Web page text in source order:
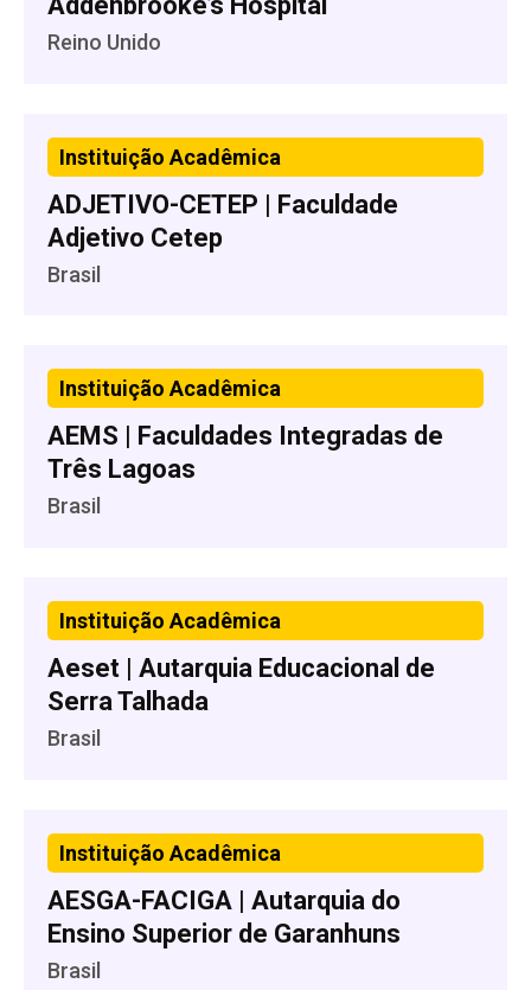
Reino Unido
Instituição Acadêmica
ADJETIVO-CETEP | Faculdade
Adjetivo Cetep
Brasil
Instituição Acadêmica
AEMS | Faculdades Integradas de
Três Lagoas
Brasil
Instituição Acadêmica
Aeset | Autarquia Educacional de
Serra Talhada
Brasil
Instituição Acadêmica
AESGA-FACIGA | Autarquia do
Ensino Superior de Garanhuns
Brasil